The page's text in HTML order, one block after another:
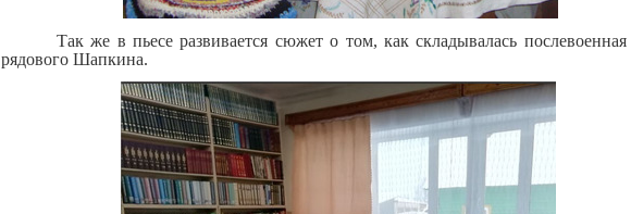
Так же в пьесе развивается сюжет о том, как складывалась послевоенная
рядового Шапкина.